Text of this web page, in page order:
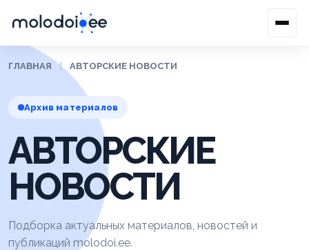
ГЛАВНАЯ | АВТОРСКИЕ НОВОСТИ
Архив материалов
АВТОРСКИЕ
НОВОСТИ
Подборка актуальных материалов, новостей и
публикаций molodoi.ee.